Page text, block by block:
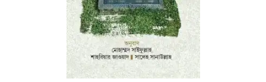
Login
Lost password?